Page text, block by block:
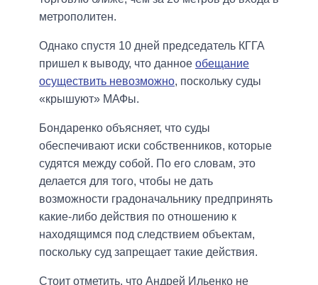
метрополитен.
Однако спустя 10 дней председатель КГГА
пришел к выводу, что данное обещание
осуществить невозможно, поскольку суды
«крышуют» МАФы.
Бондаренко объясняет, что суды
обеспечивают иски собственников, которые
судятся между собой. По его словам, это
делается для того, чтобы не дать
возможности градоначальнику предпринять
какие-либо действия по отношению к
находящимся под следствием объектам,
поскольку суд запрещает такие действия.
Стоит отметить, что Андрей Ильенко не